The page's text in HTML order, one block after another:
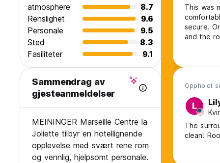
atmosphere
8.7
Renslighet
9.6
Personale
9.5
Sted
8.3
Fasiliteter
9.1
Sammendrag av
gjesteanmeldelser
MEININGER Marseille Centre la
Joliette tilbyr en hotellignende
opplevelse med svært rene rom
og vennlig, hjelpsomt personale.
This was
secure. Only problems I encountered were that the beds have no curtains
and the rooms are a
Oppholdt
L
The
clean!